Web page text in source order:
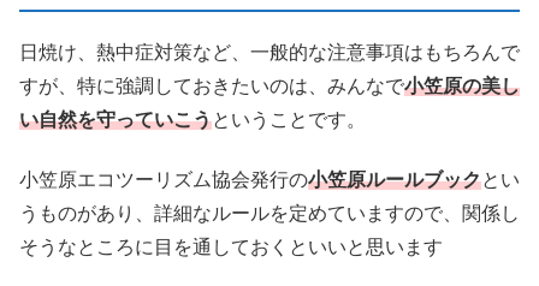
日焼け、熱中症対策など、一般的な注意事項はもちろんで
すが、特に強調しておきたいのは、みんなで小笠原の美し
い自然を守っていこうということです。
小笠原エコツーリズム協会発行の小笠原ルールブックとい
うものがあり、詳細なルールを定めていますので、関係し
そうなところに目を通しておくといいと思います